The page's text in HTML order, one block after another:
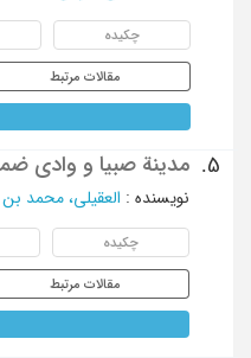
چکیده
مقالات مرتبط
5. مدینة صبیا و وادی
نویسنده : العقیلی، محمد
چکیده
مقالات مرتبط